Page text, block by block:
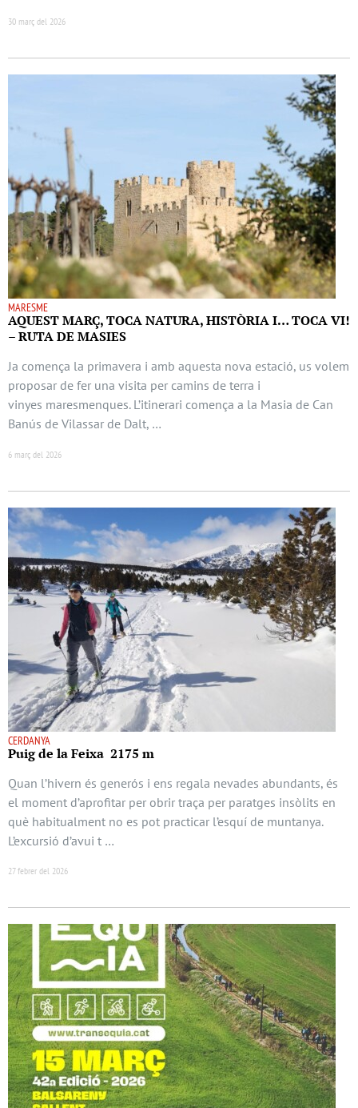
30 març del 2026
MARESME
AQUEST MARÇ, TOCA NATURA, HISTÒRIA I… TOCA VI!
– RUTA DE MASIES
Ja comença la primavera i amb aquesta nova estació, us volem
proposar de fer una visita per camins de terra i
vinyes maresmenques. L’itinerari comença a la Masia de Can
Banús de Vilassar de Dalt, …
6 març del 2026
CERDANYA
Puig de la Feixa 2175 m
Quan l’hivern és generós i ens regala nevades abundants, és
el moment d’aprofitar per obrir traça per paratges insòlits en
què habitualment no es pot practicar l’esquí de muntanya.
L’excursió d’avui t …
27 febrer del 2026